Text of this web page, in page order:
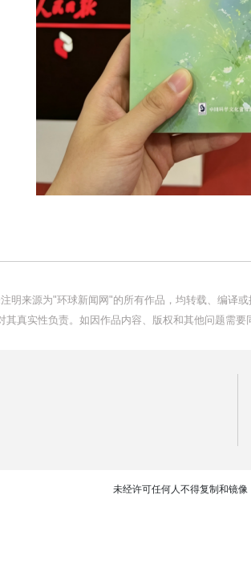
明来源为"环球新闻网"的所有作品，均转载、编译
其真实性负责。如因作品内容、版权和其他问题需
未经许可任何人不得复制和镜